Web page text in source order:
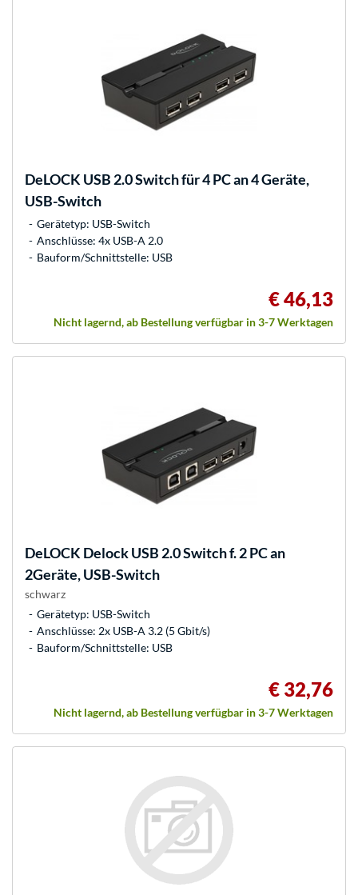
DeLOCK USB 2.0 Switch für 4 PC an 4 Geräte,
USB-Switch
Gerätetyp: USB-Switch
Anschlüsse: 4x USB-A 2.0
Bauform/Schnittstelle: USB
€ 46,13
Nicht lagernd, ab Bestellung verfügbar in 3-7 Werktagen
DeLOCK Delock USB 2.0 Switch f. 2 PC an
2Geräte, USB-Switch
schwarz
Gerätetyp: USB-Switch
Anschlüsse: 2x USB-A 3.2 (5 Gbit/s)
Bauform/Schnittstelle: USB
€ 32,76
Nicht lagernd, ab Bestellung verfügbar in 3-7 Werktagen